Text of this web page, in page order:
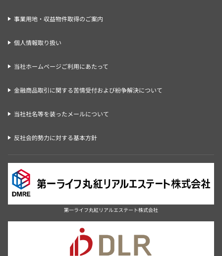
事業用地・収益物件取得のご案内
個人情報取り扱い
当社ホームページご利用にあたって
金融商品取引に関する苦情受付および紛争解決について
当社社名等を装ったメールについて
反社会的勢力に対する基本方針
第一ライフ丸紅リアルエステート株式会社